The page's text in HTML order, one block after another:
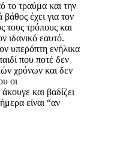
το τραύμα και την
έχει για τον
τους τρόπους και
ιδανικό εαυτό.
υπερόπτη ενήλικα
που ποτέ δεν
χρόνων και δεν
οι
και βαδίζει
είναι “αν